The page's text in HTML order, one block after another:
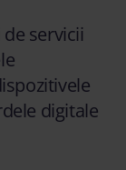
servicii
digitale